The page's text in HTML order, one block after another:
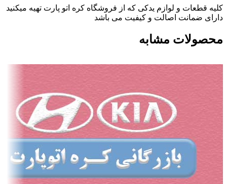
کلیه قطعات و لوازم یدکی که از فروشگاه کره اتو پارت تهیه میکنید
دارای ضمانت اصالت و کیفیت می باشد
محصولات مشابه